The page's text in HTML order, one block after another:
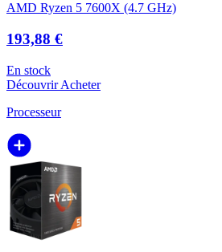
AMD Ryzen 5 7600X (4.7 GHz)
193,88 €
En stock
DécouvrirAcheter
Processeur